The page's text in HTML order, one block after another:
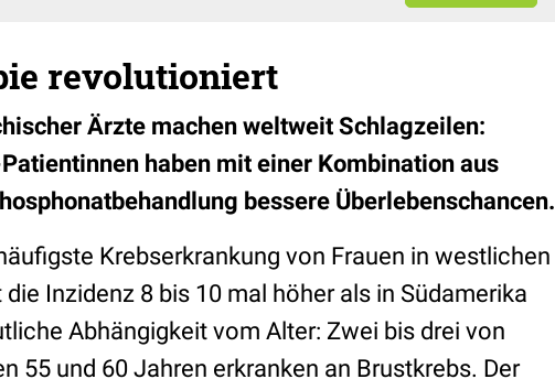
revolutioniert
Ärzte machen weltweit Schlagzeilen:
haben mit einer Kombination aus
bessere Überlebenschancen.
Krebserkrankung von Frauen in westlichen
Inzidenz 8 bis 10 mal höher als in Südamerika
Abhängigkeit vom Alter: Zwei bis drei von
55 und 60 Jahren erkranken an Brustkrebs. Der